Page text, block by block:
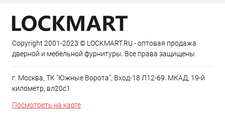
Copyright 2001-2023 © LOCKMART.RU - оптовая продажа
дверной и мебельной фурнитуры. Все права защищены.
г. Москва, ТК "Южные Ворота", Вход-18 Л12-69. МКАД, 19-й
километр, вл20с1
Посмотреть на карте